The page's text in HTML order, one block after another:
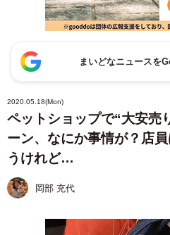
まいどなニュースを
2020.05.18(Mon)
ペットショップで“大安売
ーン、なにか事情が？店
うけれど…
岡部 充代